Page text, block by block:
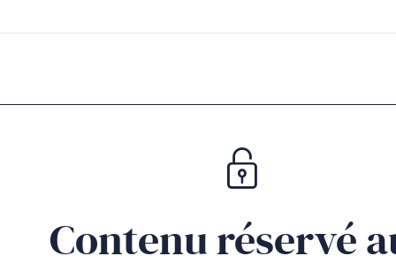
Contenu réservé